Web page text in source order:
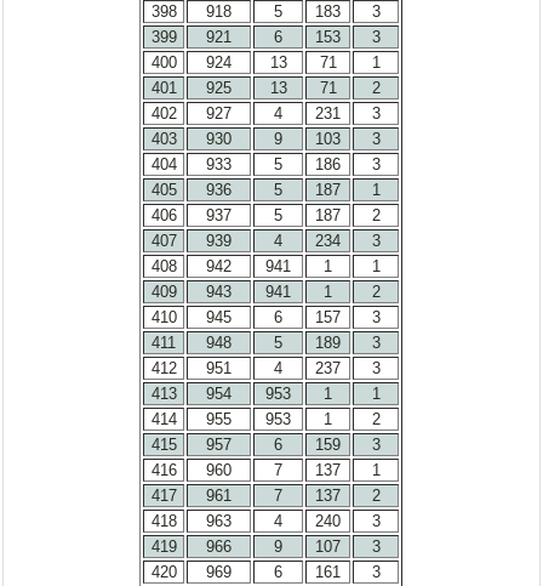
398
918 5 183
3
399
921 6 153
3
400
924 13 71
1
401
925 13 71
2
402
927 4 231
3
403
930 9 103
3
404
933 5 186
3
405
936 5 187
1
406
937 5 187
2
407
939 4 234
3
408
942 941 1
1
409
943 941 1
2
410
945 6 157
3
411
948 5 189
3
412
951 4 237
3
413
954 953 1
1
414
955 953 1
2
415
957 6 159
3
416
960 7 137
1
417
961 7 137
2
418
963 4 240
3
419
966 9 107
3
420
969 6 161 3